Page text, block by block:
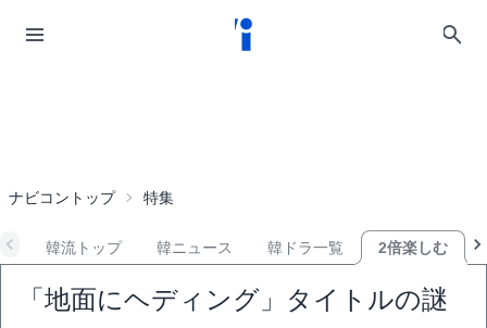
ナビコントップ 特集
韓流トップ 韓ニュース 韓ドラ一覧 2倍楽しむ
「地面にヘディング」タイトルの謎